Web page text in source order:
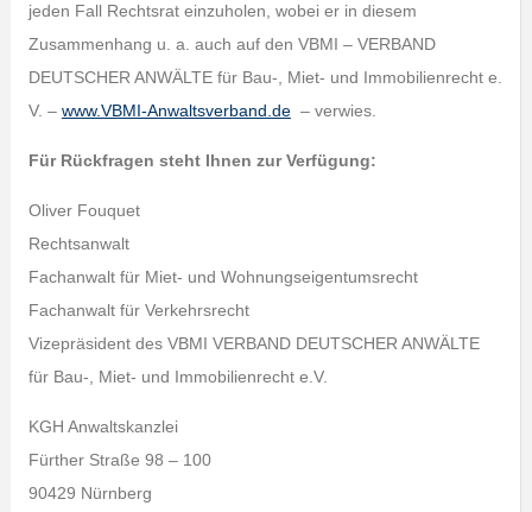
jeden Fall Rechtsrat einzuholen, wobei er in diesem
Zusammenhang u. a. auch auf den VBMI – VERBAND
DEUTSCHER ANWÄLTE für Bau-, Miet- und Immobilienrecht e.
V. – www.VBMI-Anwaltsverband.de– verwies.
Für Rückfragen steht Ihnen zur Verfügung:
Oliver Fouquet
Rechtsanwalt
Fachanwalt für Miet- und Wohnungseigentumsrecht
Fachanwalt für Verkehrsrecht
Vizepräsident des VBMI VERBAND DEUTSCHER ANWÄLTE
für Bau-, Miet- und Immobilienrecht e.V.
KGH Anwaltskanzlei
Fürther Straße 98 – 100
90429 Nürnberg